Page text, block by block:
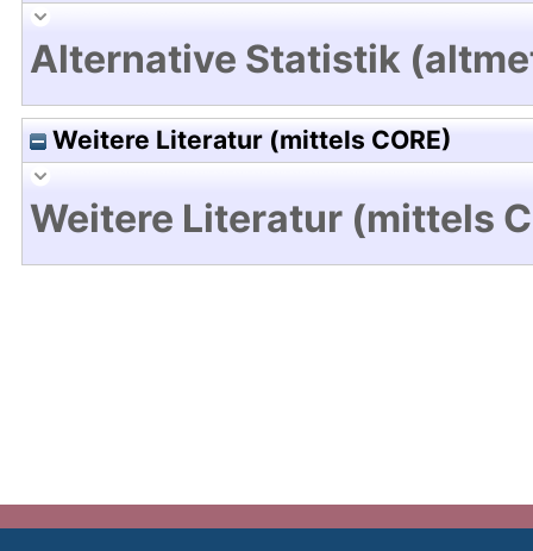
Alternative Statistik
Weitere Literatur (mittels CORE)
Weitere Literatur (mittels